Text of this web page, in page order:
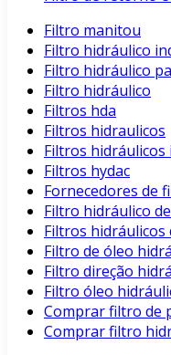
Filtro manitou
Filtro hidráulico
Filtro hidráulico
Filtro hidráulico
Filtros hda
Filtros hidraulicos
Filtros hidráulicos
Filtros hydac
Fornecedores de
Filtro hidráulico
Filtros hidráulicos
Filtro de óleo
Filtro direção
Filtro óleo
Comprar filtro de
Comprar filtro